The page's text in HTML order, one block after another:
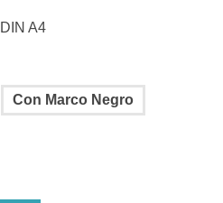
A4
Con Marco Negro